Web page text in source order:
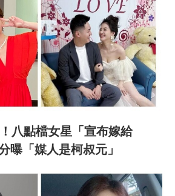
八點檔女星「宣布嫁給
「媒人是柯叔元」